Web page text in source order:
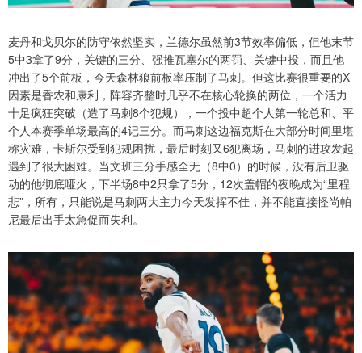
麦丹和戈贝尔的防守依然坚实，兰德尔虽然前3节效率偏低，但他末节
5中3拿了9分，关键的三分、强推瓦塞尔的两罚、关键中投，而且他
冲出了5个前板，今天森林狼前板率压制了马刺。但这比赛很重要的X
因素是香农和康利，阵容齐整时几乎不在核心轮换的两位，一个活力
十足疯狂突破（造了马刺8个犯规），一个投中超个人第一轮总和、平
个人本赛季单场最高的4记三分。而马刺这边福克斯在大部分时间里堪
称灾难，卡斯尔受到犯规困扰，最后时刻又6犯离场，马刺的进攻发起
遇到了很大困难。当文班三分手感全无（8中0）的时候，没有后卫驱
动的他彻底哑火，下半场8中2只拿了5分，12次盖帽的夜晚成为“里程
悲”，所有，只能说是马刺两大主力今天发挥不佳，并不能直接怪尚帕
尼最后出手太急促而失利。